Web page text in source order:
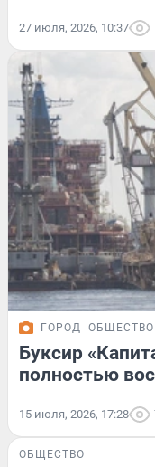
27 июля, 2026, 10:37
ГОРОД ОБЩЕСТВО
Буксир
полностью
15 июля, 2026, 17:28
ОБЩЕСТВО